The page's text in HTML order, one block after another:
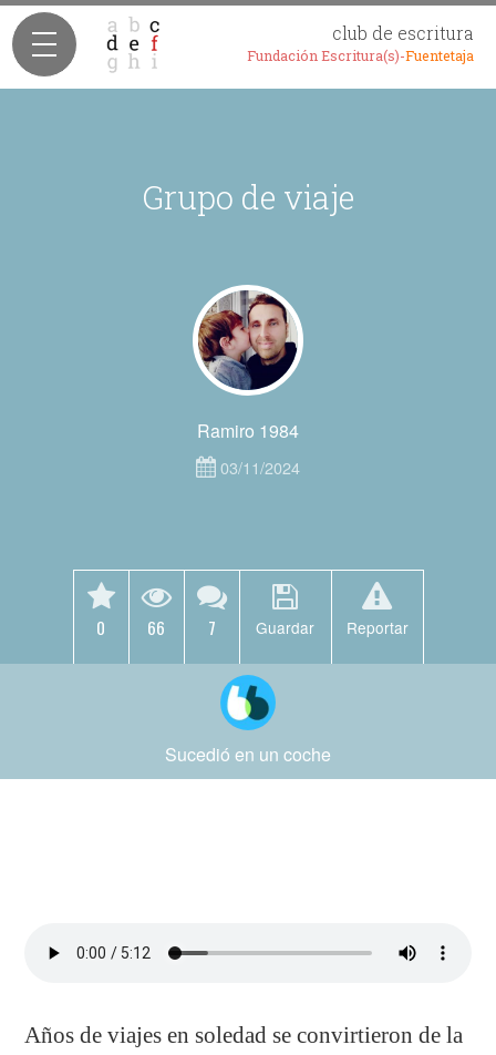
club de escritura
Fundación Escritura(s)-Fuentetaja
Grupo de viaje
Ramiro 1984
03/11/2024
0 66 7 Guardar Reportar
Sucedió en un coche
Años de viajes en soledad se convirtieron de la